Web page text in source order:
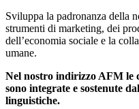
Sviluppa la padronanza della
strumenti di marketing, dei
dell’economia sociale e la
umane.
Nel nostro indirizzo AFM le
sono integrate e sostenute
linguistiche.